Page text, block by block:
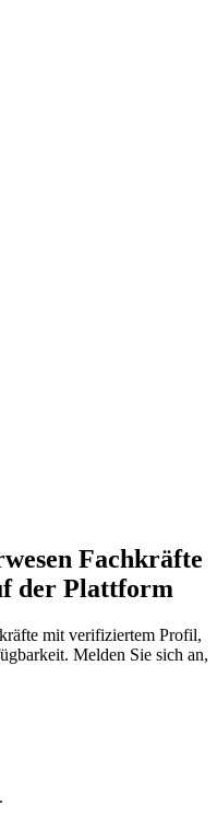
Fachkräfte
der Plattform
mit verifiziertem Profil,
Melden Sie sich an,